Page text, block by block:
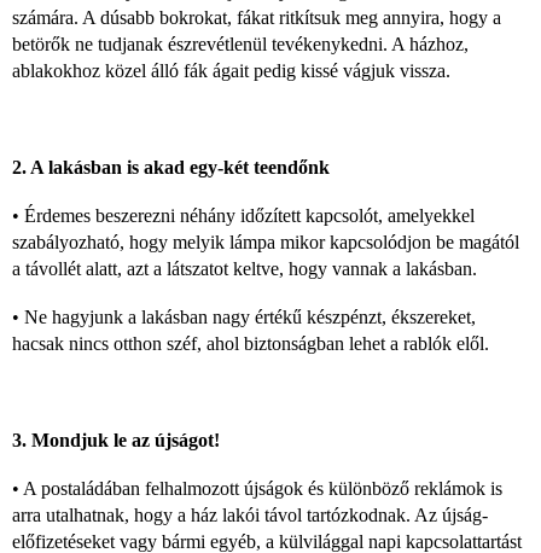
számára. A dúsabb bokrokat, fákat ritkítsuk meg annyira, hogy a
betörők ne tudjanak észrevétlenül tevékenykedni. A házhoz,
ablakokhoz közel álló fák ágait pedig kissé vágjuk vissza.
2. A lakásban is akad egy-két teendőnk
• Érdemes beszerezni néhány időzített kapcsolót, amelyekkel
szabályozható, hogy melyik lámpa mikor kapcsolódjon be magától
a távollét alatt, azt a látszatot keltve, hogy vannak a lakásban.
• Ne hagyjunk a lakásban nagy értékű készpénzt, ékszereket,
hacsak nincs otthon széf, ahol biztonságban lehet a rablók elől.
3. Mondjuk le az újságot!
• A postaládában felhalmozott újságok és különböző reklámok is
arra utalhatnak, hogy a ház lakói távol tartózkodnak. Az újság-
előfizetéseket vagy bármi egyéb, a külvilággal napi kapcsolattartást